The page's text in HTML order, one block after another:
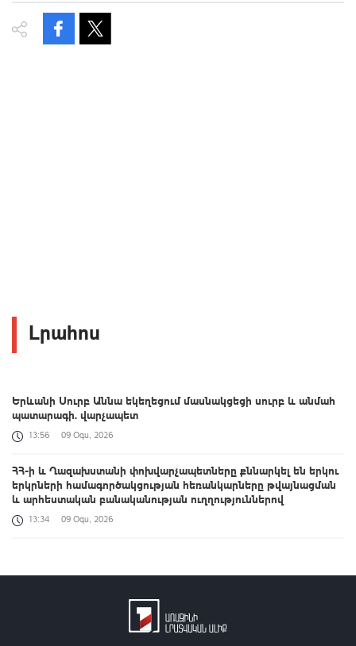
Լրահոս
Երևանի Սուրբ Աննա եկեղեցում մասնակցեցի սուրբ և անմահ
պատարագի. վարչապետ
13:56 09 Օգս, 2026
ՀՀ-ի և Ղազախստանի փոխվարչապետները քննարկել են երկու
երկրների համագործակցության հեռանկարները թվայնացման
և արհեստական բանականության ուղղություններով
13:34 09 Օգս, 2026
Արգամ Աբրահամյանը կալանավորվել է. ՔԿ